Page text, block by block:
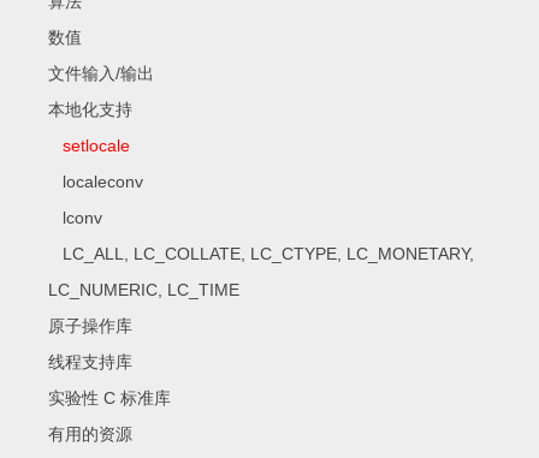
数值
文件输入/输出
本地化支持
setlocale
localeconv
lconv
LC_ALL, LC_COLLATE, LC_CTYPE, LC_MONETARY,
LC_NUMERIC, LC_TIME
原子操作库
线程支持库
实验性 C 标准库
有用的资源